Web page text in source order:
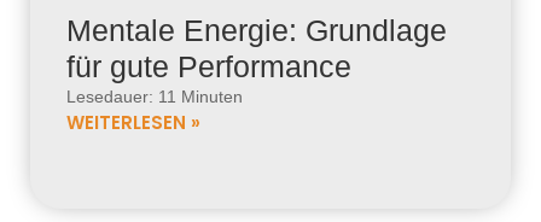
Mentale Energie: Grundlage
für gute Performance
Lesedauer: 11 Minuten
WEITERLESEN »